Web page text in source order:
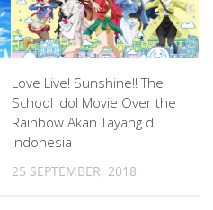
Love Live! Sunshine!! The
School Idol Movie Over the
Rainbow Akan Tayang di
Indonesia
25 SEPTEMBER, 2018